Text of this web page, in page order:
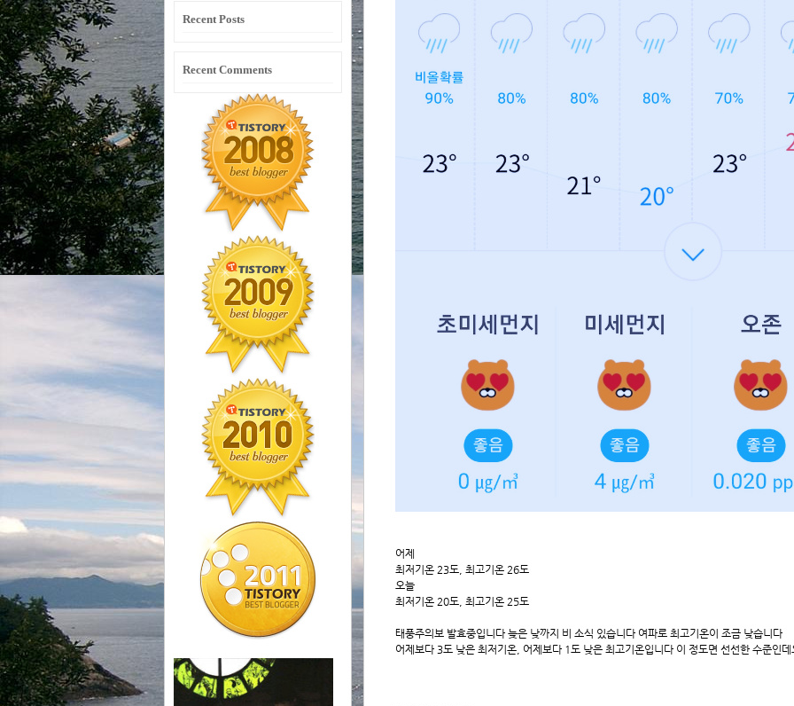
Recent Posts
Recent Comments
어제
최저기온 23도, 최고기온 26도
오늘
최저기온 20도, 최고기온 25도
태풍주의보 발효중입니다 늦은 낮까지 비 소식 있습니다 여파로 최고기온이 조금 낮습니다
어제보다 3도 낮은 최저기온, 어제보다 1도 낮은 최고기온입니다 이 정도면 선선한 수준인데